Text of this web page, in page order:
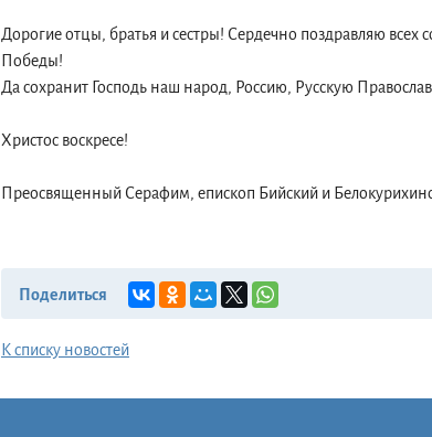
Дорогие отцы, братья и сестры! Сердечно поздравляю
Победы!
Да сохранит Господь наш народ, Россию, Русскую
Христос воскресе!
Преосвященный Серафим, епископ Бийский и
Поделиться
К списку новостей